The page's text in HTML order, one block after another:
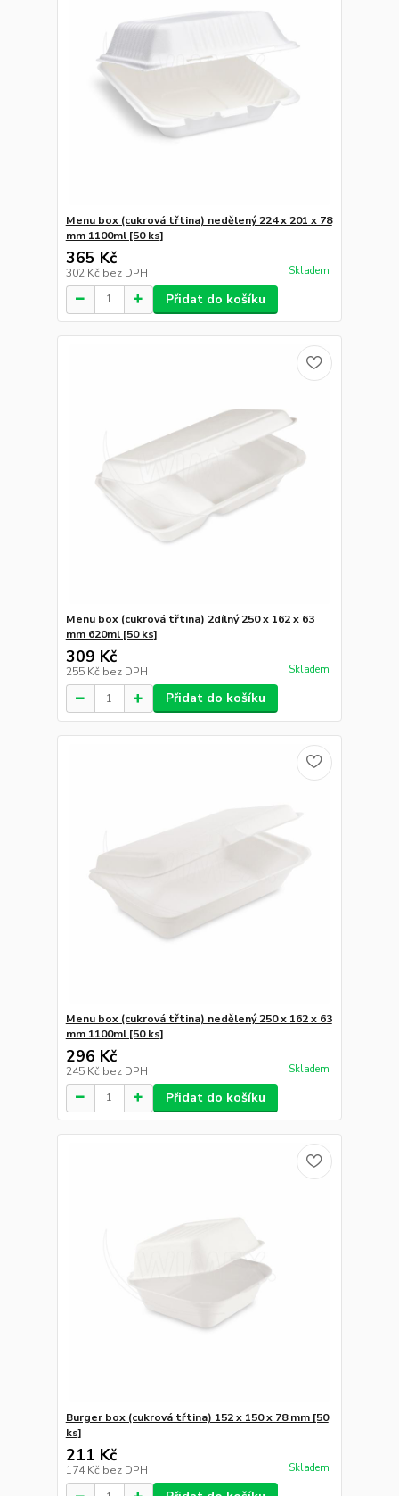
Menu box (cukrová třtina) nedělený 224 x 201 x 78
mm 1100ml [50 ks]
365 Kč
302 Kč bez DPH Skladem
Přidat do košíku
Menu box (cukrová třtina) 2dílný 250 x 162 x 63
mm 620ml [50 ks]
309 Kč
255 Kč bez DPH Skladem
Přidat do košíku
Menu box (cukrová třtina) nedělený 250 x 162 x 63
mm 1100ml [50 ks]
296 Kč
245 Kč bez DPH Skladem
Přidat do košíku
Burger box (cukrová třtina) 152 x 150 x 78 mm [50
ks]
211 Kč
174 Kč bez DPH Skladem